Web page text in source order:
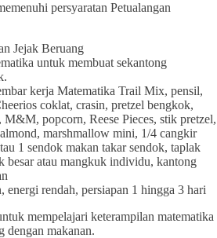
persyaratan Petualangan
Jejak Beruang
untuk membuat sekantong
kerja Matematika Trail Mix, pensil,
coklat, crasin, pretzel bengkok,
popcorn, Reese Pieces, stik pretzel,
marshmallow mini, 1/4 cangkir
1 sendok makan takar sendok, taplak
besar atau mangkuk individu, kantong
energi rendah, persiapan 1 hingga 3 hari
mempelajari keterampilan matematika
dengan makanan.